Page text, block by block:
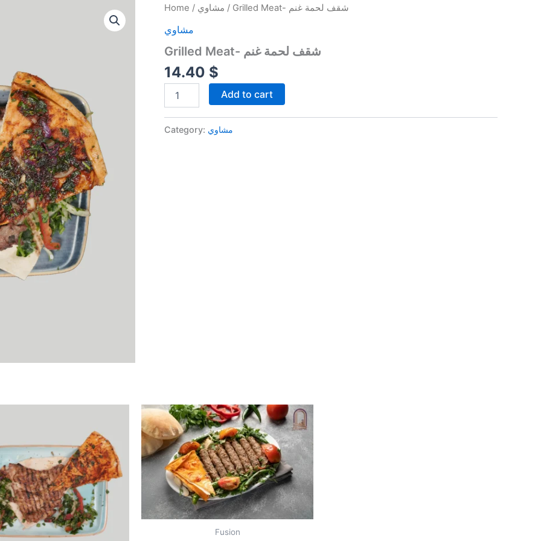
Home / مشاوي / Grilled Meat- شقف لحمة غنم
مشاوي
Grilled Meat- شقف لحمة غنم
14.40 $
Grilled
شقف
غنم
quantity
Add to cart
Category: مشاوي
Fusion